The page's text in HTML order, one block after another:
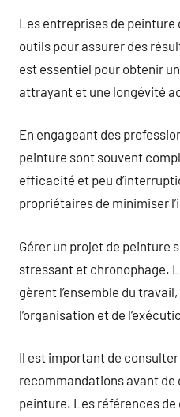
Les entreprises de
outils pour assurer des
est essentiel pour obtenir
attrayant et une longévité
En engageant des
peinture sont souvent
efficacité et peu
propriétaires de minimiser
Gérer un projet de peinture
stressant et chronophage.
gèrent l’ensemble du
l’organisation et de
Il est important de
recommandations avant de
peinture. Les références